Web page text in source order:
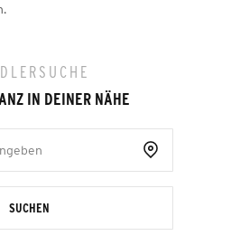
IN DEINER NÄHE
SUCHEN